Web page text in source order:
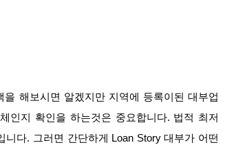
을 해보시면 알겠지만 지역에 등록이된 대부업
인지 확인을 하는것은 중요합니다. 법적 최저
니다. 그러면 간단하게 Loan Story 대부가 어떤